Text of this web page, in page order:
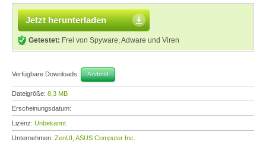
Jetzt herunterladen
Getestet: Frei von Spyware, Adware und Viren
Verfügbare Downloads: Android
Dateigröße: 8,3 MB
Erscheinungsdatum:
Lizenz: Unbekannt
Unternehmen: ZenUI, ASUS Computer Inc.